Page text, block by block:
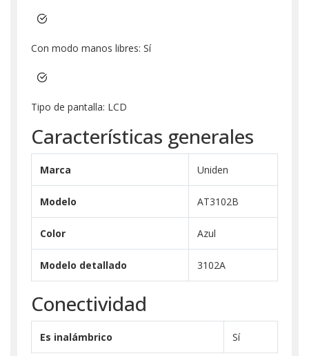
Con modo manos libres: Sí
Tipo de pantalla: LCD
Características generales
Marca Uniden
Modelo AT3102B
Color Azul
Modelo detallado 3102A
Conectividad
Es inalámbrico Sí